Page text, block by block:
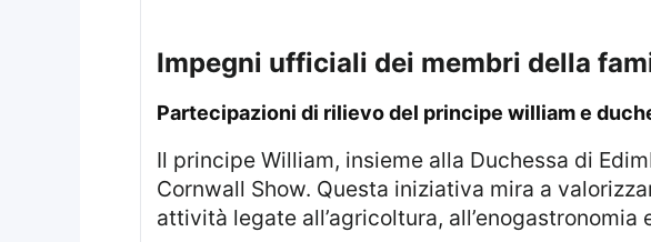
impegni ufficiali dei membri della
partecipazioni di rilievo del principe william e
Il principe William, insieme alla Duchessa di Edimburgo, partecipa ad un evento di grande rilevanza presso il Royal
Cornwall Show. Questa iniziativa mira a
attività legate all’agricoltura,